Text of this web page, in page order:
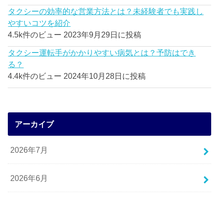
タクシーの効率的な営業方法とは？未経験者でも実践し
やすいコツを紹介
4.5k件のビュー 2023年9月29日に投稿
タクシー運転手がかかりやすい病気とは？予防はでき
る？
4.4k件のビュー 2024年10月28日に投稿
アーカイブ
2026年7月
2026年6月